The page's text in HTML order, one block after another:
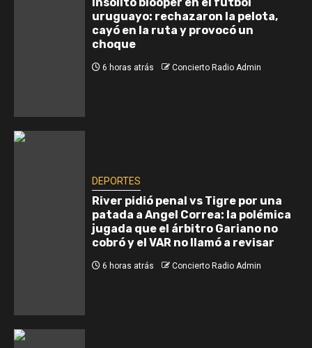
uruguayo: rechazaron la pelota,
cayó en la ruta y provocó un
choque
6 horas atrás Concierto Radio Admin
DEPORTES
River pidió penal vs Tigre por una
patada a Angel Correa: la polémica
jugada que el árbitro Gariano no
cobró y el VAR no llamó a revisar
6 horas atrás Concierto Radio Admin